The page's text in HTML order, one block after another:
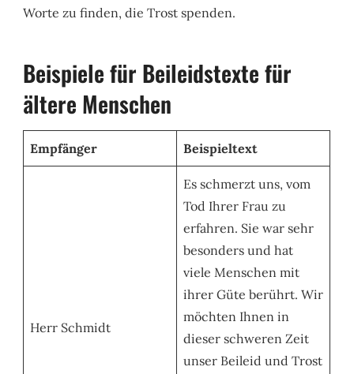
Worte zu finden, die Trost spenden.
Beispiele für Beileidstexte für
ältere Menschen
Empfänger Beispieltext
Herr Schmidt
Es schmerzt uns, vom
Tod Ihrer Frau zu
erfahren. Sie war sehr
besonders und hat
viele Menschen mit
ihrer Güte berührt. Wir
möchten Ihnen in
dieser schweren Zeit
unser Beileid und Trost